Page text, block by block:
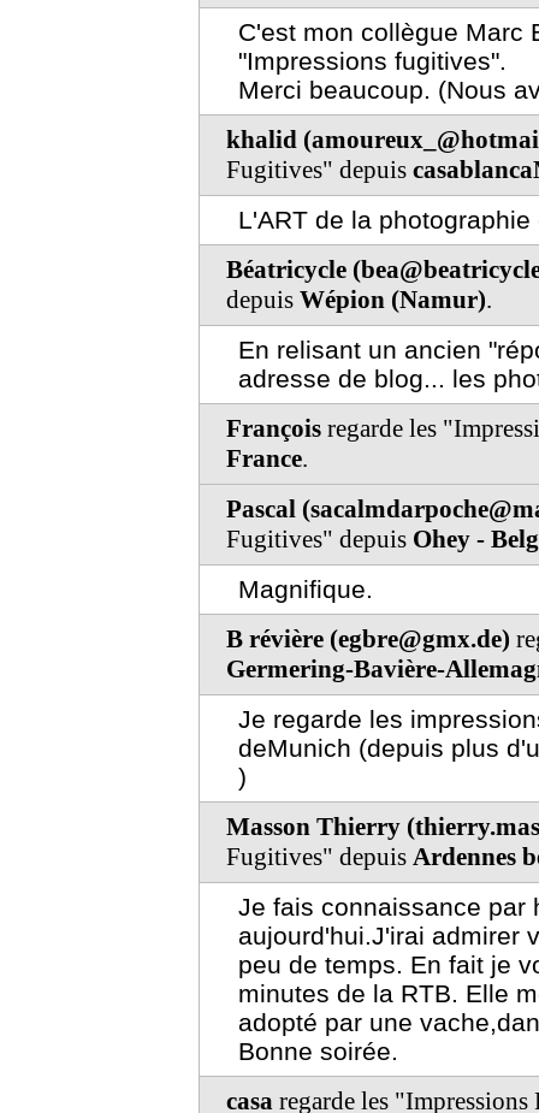
C'est mon collègue Marc
"Impressions fugitives".
Merci beaucoup. (Nous
khalid
Fugitives" depuis
L'ART de la
Béatricycle
depuis Wépion (Namur).
En relisant un ancien
adresse de blog... les
François regarde les
France.
Pascal
Fugitives" depuis Ohey -
Magnifique.
B révière (egbre@gmx.de)
Germering-Bavière-
Je regarde les
deMunich (depuis plus
)
Masson Thierry
Fugitives" depuis Ardennes
Je fais connaissance par
aujourd'hui.J'irai admirer
peu de temps. En fait je
minutes de la RTB. Elle
adopté par une
Bonne soirée.
casa regarde les